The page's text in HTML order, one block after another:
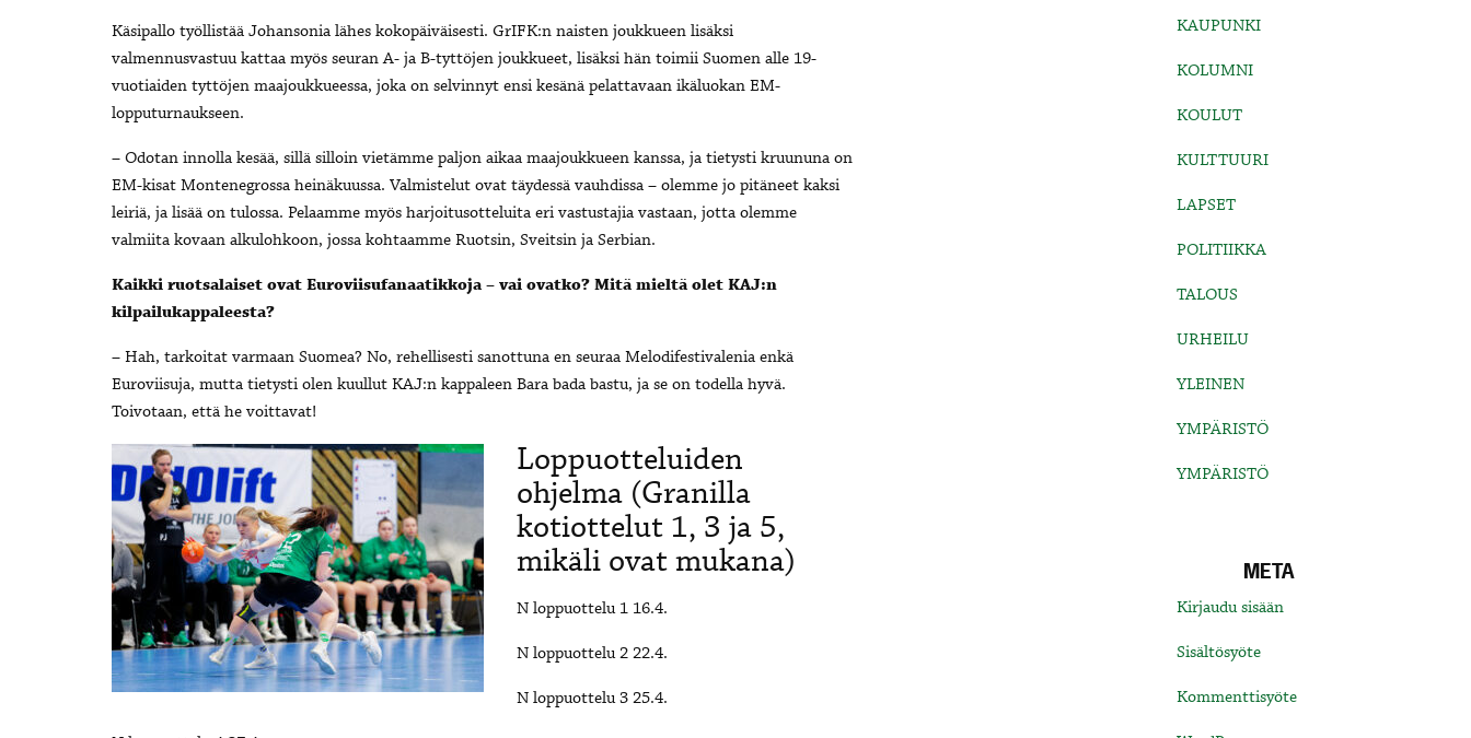
Käsipallo työllistää Johansonia lähes kokopäiväisesti. GrIFK:n naisten joukkueen lisäksi
valmennusvastuu kattaa myös seuran A- ja B-tyttöjen joukkueet, lisäksi hän toimii Suomen alle 19-
vuotiaiden tyttöjen maajoukkueessa, joka on selvinnyt ensi kesänä pelattavaan ikäluokan EM-
lopputurnaukseen.
– Odotan innolla kesää, sillä silloin vietämme paljon aikaa maajoukkueen kanssa, ja tietysti kruununa on
EM-kisat Montenegrossa heinäkuussa. Valmistelut ovat täydessä vauhdissa – olemme jo pitäneet kaksi
leiriä, ja lisää on tulossa. Pelaamme myös harjoitusotteluita eri vastustajia vastaan, jotta olemme
valmiita kovaan alkulohkoon, jossa kohtaamme Ruotsin, Sveitsin ja Serbian.
Kaikki ruotsalaiset ovat Euroviisufanaatikkoja – vai ovatko? Mitä mieltä olet KAJ:n
kilpailukappaleesta?
– Hah, tarkoitat varmaan Suomea? No, rehellisesti sanottuna en seuraa Melodifestivalenia enkä
Euroviisuja, mutta tietysti olen kuullut KAJ:n kappaleen Bara bada bastu, ja se on todella hyvä.
Toivotaan, että he voittavat!
Loppuotteluiden
ohjelma (Granilla
kotiottelut 1, 3 ja 5,
mikäli ovat mukana)
N loppuottelu 1 16.4.
N loppuottelu 2 22.4.
N loppuottelu 3 25.4.
KAUPUNKI
KOLUMNI
KOULUT
KULTTUURI
LAPSET
POLITIIKKA
TALOUS
URHEILU
YLEINEN
YMPÄRISTÖ
YMPÄRISTÖ
META
Kirjaudu sisään
Sisältösyöte
Kommenttisyöte